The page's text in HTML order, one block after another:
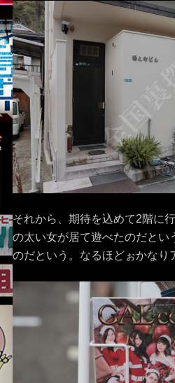
それから、期待を込めて2階に
の太い女が居て遊べたのだとい
のだという。なるほどぉかなり